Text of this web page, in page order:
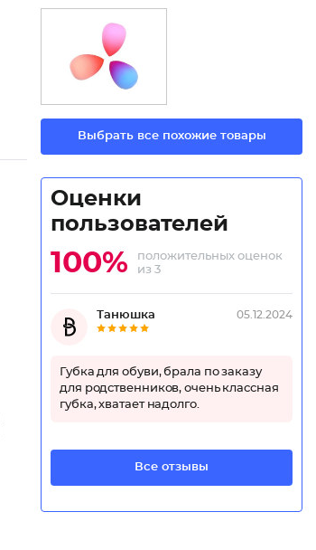
Выбрать все похожие товары
Оценки
пользователей
100%
положительных оценок
из 3
Танюшка 05.12.2024
Губка для обуви, брала по заказу
для родственников, очень классная
губка, хватает надолго.
Все отзывы